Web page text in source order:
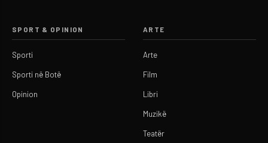
SPORT & OPINION
Sporti
Sporti në Botë
Opinion
ARTE
Arte
Film
Libri
Muzikë
Teatër